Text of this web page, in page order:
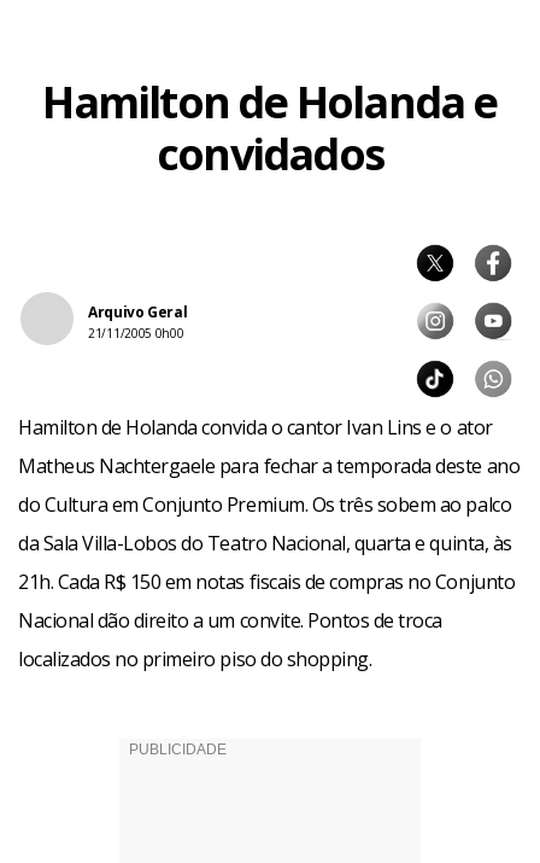
Hamilton de Holanda e
convidados
Arquivo Geral
21/11/2005 0h00
Hamilton de Holanda convida o cantor Ivan Lins e o ator
Matheus Nachtergaele para fechar a temporada deste ano
do Cultura em Conjunto Premium. Os três sobem ao palco
da Sala Villa-Lobos do Teatro Nacional, quarta e quinta, às
21h. Cada R$ 150 em notas fiscais de compras no Conjunto
Nacional dão direito a um convite. Pontos de troca
localizados no primeiro piso do shopping.